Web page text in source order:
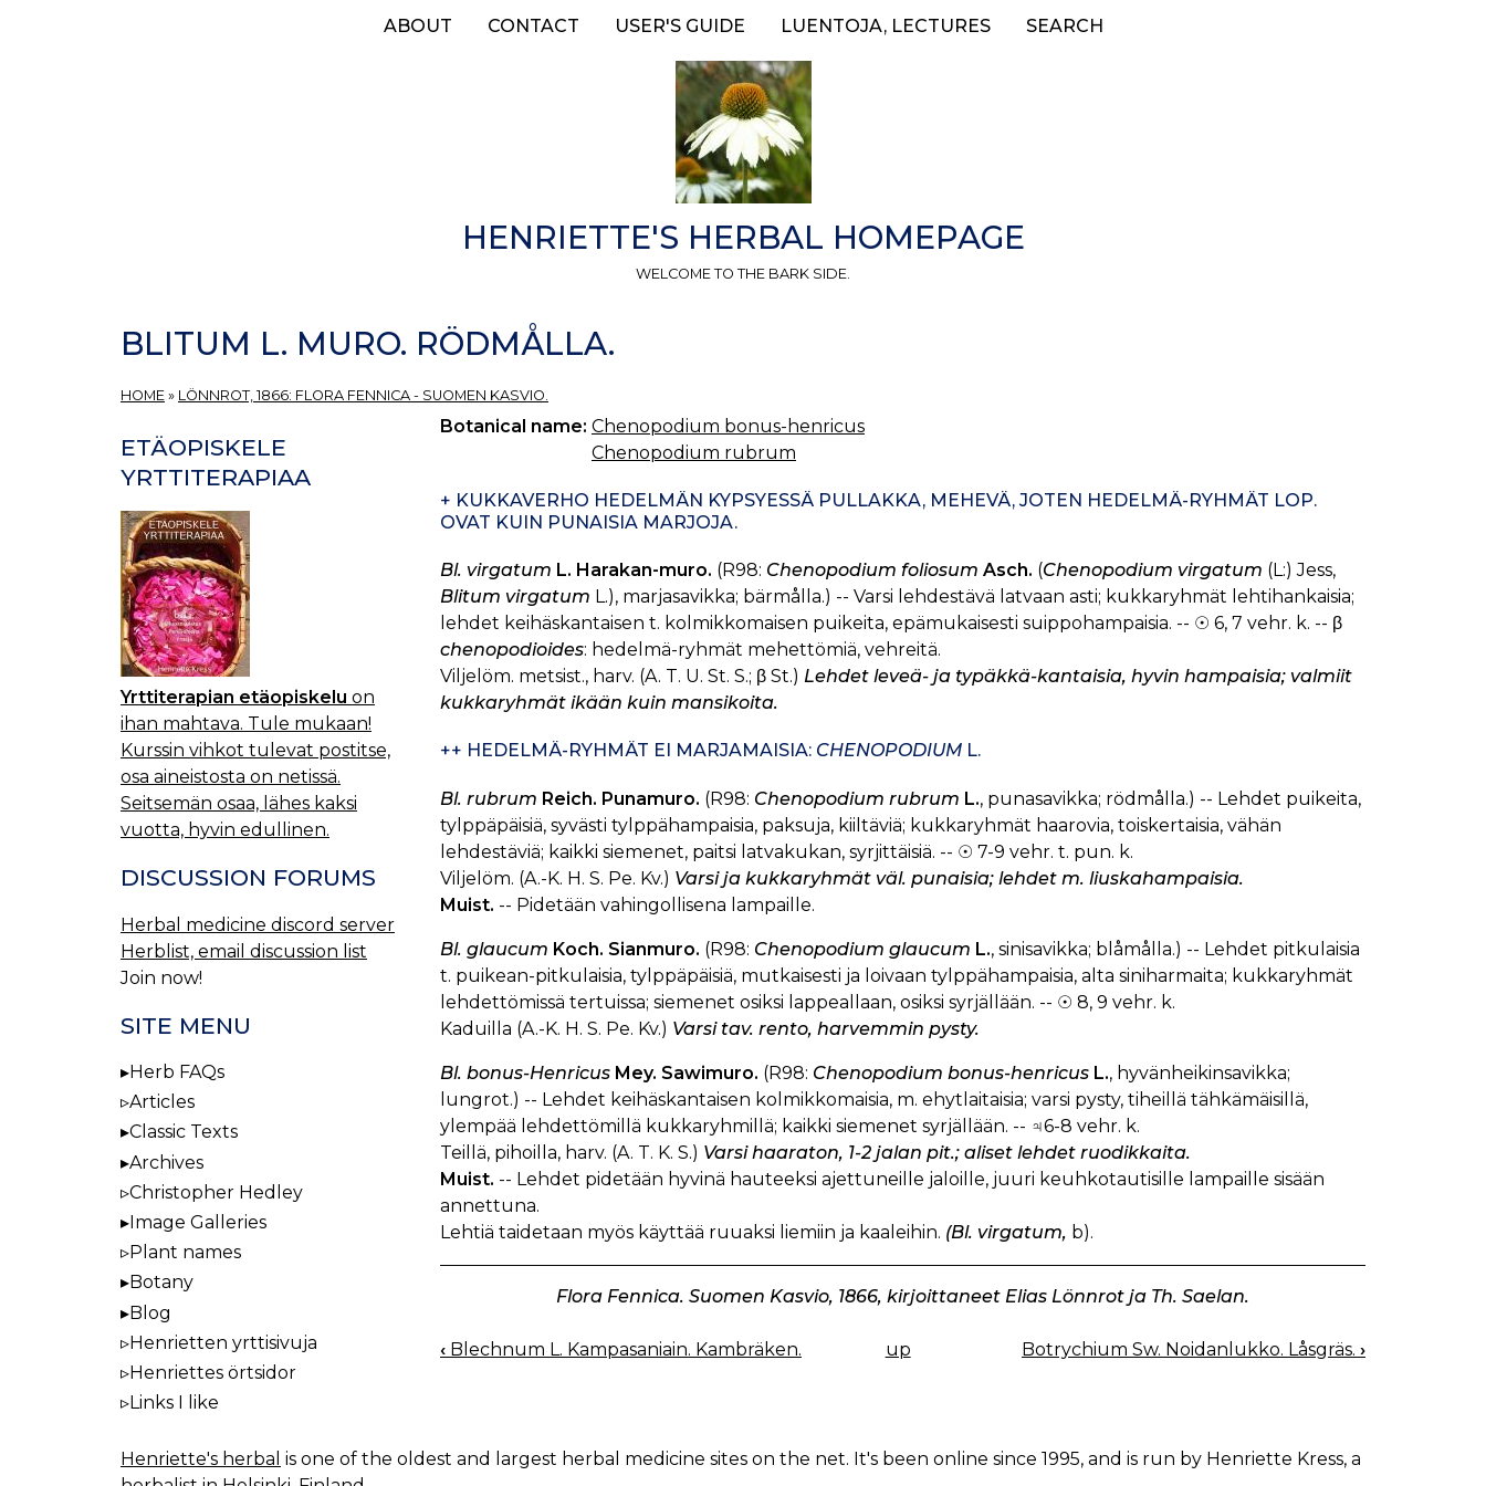
ABOUT CONTACT USER'S GUIDE LUENTOJA, LECTURES SEARCH
HENRIETTE'S HERBAL HOMEPAGE
WELCOME TO THE BARK SIDE.
BLITUM L. MURO. RÖDMÅLLA.
HOME » LÖNNROT, 1866: FLORA FENNICA - SUOMEN KASVIO.
Botanical name: Chenopodium bonus-henricus
Chenopodium rubrum
+ KUKKAVERHO HEDELMÄN KYPSYESSÄ PULLAKKA, MEHEVÄ, JOTEN HEDELMÄ-RYHMÄT LOP.
OVAT KUIN PUNAISIA MARJOJA.
Bl. virgatum L. Harakan-muro. (R98: Chenopodium foliosum Asch. (Chenopodium virgatum (L:) Jess,
Blitum virgatum L.), marjasavikka; bärmålla.) -- Varsi lehdestävä latvaan asti; kukkaryhmät lehtihankaisia;
lehdet keihäskantaisen t. kolmikkomaisen puikeita, epämukaisesti suippohampaisia. -- ☉ 6, 7 vehr. k. -- β
chenopodioides: hedelmä-ryhmät mehettömiä, vehreitä.
Viljelöm. metsist., harv. (A. T. U. St. S.; β St.) Lehdet leveä- ja typäkkä-kantaisia, hyvin hampaisia; valmiit
kukkaryhmät ikään kuin mansikoita.
++ HEDELMÄ-RYHMÄT EI MARJAMAISIA: CHENOPODIUM L.
Bl. rubrum Reich. Punamuro. (R98: Chenopodium rubrum L., punasavikka; rödmålla.) -- Lehdet puikeita,
tylppäpäisiä, syvästi tylppähampaisia, paksuja, kiiltäviä; kukkaryhmät haarovia, toiskertaisia, vähän
lehdestäviä; kaikki siemenet, paitsi latvakukan, syrjittäisiä. -- ☉ 7-9 vehr. t. pun. k.
Viljelöm. (A.-K. H. S. Pe. Kv.) Varsi ja kukkaryhmät väl. punaisia; lehdet m. liuskahampaisia.
Muist. -- Pidetään vahingollisena lampaille.
Bl. glaucum Koch. Sianmuro. (R98: Chenopodium glaucum L., sinisavikka; blåmålla.) -- Lehdet pitkulaisia
t. puikean-pitkulaisia, tylppäpäisiä, mutkaisesti ja loivaan tylppähampaisia, alta siniharmaita; kukkaryhmät
lehdettömissä tertuissa; siemenet osiksi lappeallaan, osiksi syrjällään. -- ☉ 8, 9 vehr. k.
Kaduilla (A.-K. H. S. Pe. Kv.) Varsi tav. rento, harvemmin pysty.
Bl. bonus-Henricus Mey. Sawimuro. (R98: Chenopodium bonus-henricus L., hyvänheikinsavikka;
lungrot.) -- Lehdet keihäskantaisen kolmikkomaisia, m. ehytlaitaisia; varsi pysty, tiheillä tähkämäisillä,
ylempää lehdettömillä kukkaryhmillä; kaikki siemenet syrjällään. -- ♃6-8 vehr. k.
Teillä, pihoilla, harv. (A. T. K. S.) Varsi haaraton, 1-2 jalan pit.; aliset lehdet ruodikkaita.
Muist. -- Lehdet pidetään hyvinä hauteeksi ajettuneille jaloille, juuri keuhkotautisille lampaille sisään
annettuna.
Lehtiä taidetaan myös käyttää ruuaksi liemiin ja kaaleihin. (Bl. virgatum, b).
Flora Fennica. Suomen Kasvio, 1866, kirjoittaneet Elias Lönnrot ja Th. Saelan.
BOOK
‹ Blechnum L. Kampasaniain. Kambräken. up Botrychium Sw. Noidanlukko. Låsgräs. ›
ETÄOPISKELE
YRTTITERAPIAA
Yrttiterapian etäopiskelu on
ihan mahtava. Tule mukaan!
Kurssin vihkot tulevat postitse,
osa aineistosta on netissä.
Seitsemän osaa, lähes kaksi
vuotta, hyvin edullinen.
DISCUSSION FORUMS
Herbal medicine discord server
Herblist, email discussion list
Join now!
SITE MENU
Herb FAQs
Articles
Classic Texts
Archives
Christopher Hedley
Image Galleries
Plant names
Botany
Blog
Henrietten yrttisivuja
Henriettes örtsidor
Links I like
Henriette's herbal is one of the oldest and largest herbal medicine sites on the net. It's been online since 1995, and is run by Henriette Kress, a